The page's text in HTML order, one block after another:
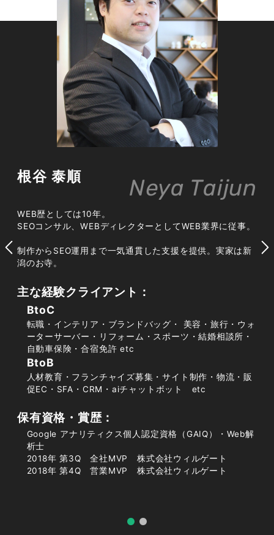
ーワードで調べ、表示された複数のサロンを口コ
ミや料金で比較するのが一般的な流れです。つま
り、検索結果に出てこないサロンは、お客様の選
択肢にすら入れません。検索という入口で存在感
を示せるかどうかが、新規来店数を左右する時代
になっているのです。
広告依存から脱却し集客コストを下げ
は、出稿をやめた瞬間に集客が止まり、費用も毎
月かかり続けます。一方でSEO対策は、一度上位
表示を獲得すれば広告費をかけずに見込み客を呼
び込み続けられる「資産型」の集客です。初期は
時間と労力がかかりますが、長期的に見れば一件
あたりの集客コストを大きく下げられ、利益率の
高いサロン経営につながります。
上位表示できれば継続的に新規顧客を
獲得できる
側が積極的に売り込まなくても、来店意欲の高い
根谷 泰順 Neya Taijun
WEB歴としては10年。
SEOコンサル、WEBディレクターとしてWEB業界に従事。
制作からSEO運用まで一気通貫した支援を提供。実家は新
潟のお寺。
主な経験クライアント：
BtoC
転職・インテリア・ブランドバッグ・ 美容・旅行・ウォ
ーターサーバー・リフォーム・スポーツ・結婚相談所・
自動車保険・合宿免許 etc
BtoB
人材教育・フランチャイズ募集・サイト制作・物流・販
促EC・SFA・CRM・aiチャットボット etc
保有資格・賞歴：
Google アナリティクス個人認定資格（GAIQ）・Web解
析士
2018年 第3Q 全社MVP 株式会社ウィルゲート
2018年 第4Q 営業MVP 株式会社ウィルゲート